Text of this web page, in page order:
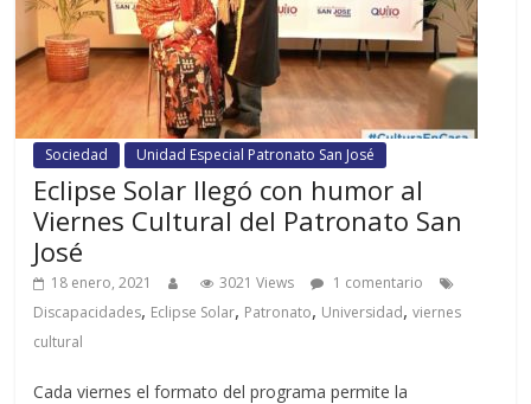
Sociedad Unidad Especial Patronato San José
Eclipse Solar llegó con humor al
Viernes Cultural del Patronato San
José
18 enero, 2021 3021 Views
1 comentario
Discapacidades, Eclipse Solar, Patronato, Universidad,viernes
cultural
Cada viernes el formato del programa permite la